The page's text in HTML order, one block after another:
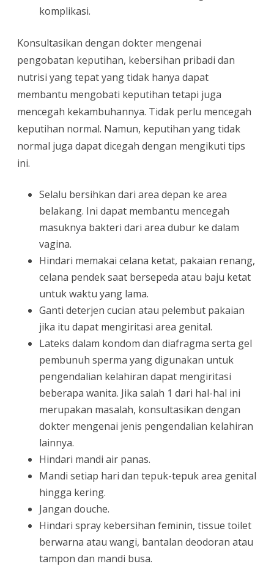
komplikasi.
Konsultasikan dengan dokter mengenai
pengobatan keputihan, kebersihan pribadi dan
nutrisi yang tepat yang tidak hanya dapat
membantu mengobati keputihan tetapi juga
mencegah kekambuhannya. Tidak perlu mencegah
keputihan normal. Namun, keputihan yang tidak
normal juga dapat dicegah dengan mengikuti tips
ini.
Selalu bersihkan dari area depan ke area
belakang. Ini dapat membantu mencegah
masuknya bakteri dari area dubur ke dalam
vagina.
Hindari memakai celana ketat, pakaian renang,
celana pendek saat bersepeda atau baju ketat
untuk waktu yang lama.
Ganti deterjen cucian atau pelembut pakaian
jika itu dapat mengiritasi area genital.
Lateks dalam kondom dan diafragma serta gel
pembunuh sperma yang digunakan untuk
pengendalian kelahiran dapat mengiritasi
beberapa wanita. Jika salah 1 dari hal-hal ini
merupakan masalah, konsultasikan dengan
dokter mengenai jenis pengendalian kelahiran
lainnya.
Hindari mandi air panas.
Mandi setiap hari dan tepuk-tepuk area genital
hingga kering.
Jangan douche.
Hindari spray kebersihan feminin, tissue toilet
berwarna atau wangi, bantalan deodoran atau
tampon dan mandi busa.